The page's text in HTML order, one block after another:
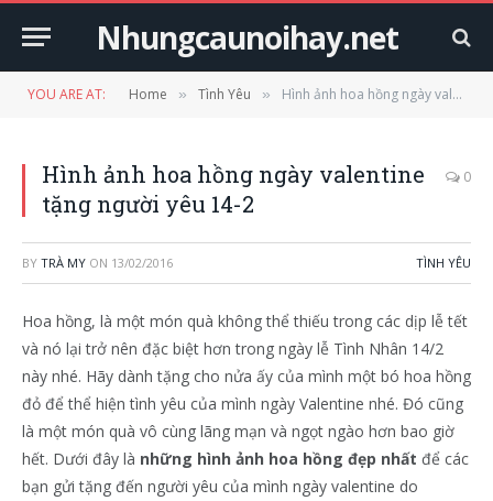
Nhungcaunoihay.net
YOU ARE AT: Home » Tình Yêu » Hình ảnh hoa hồng ngày valentine tặng người yêu 14-2
Hình ảnh hoa hồng ngày valentine
tặng người yêu 14-2
0
BY TRÀ MY ON 13/02/2016 TÌNH YÊU
Hoa hồng, là một món quà không thể thiếu trong các dịp lễ tết
và nó lại trở nên đặc biệt hơn trong ngày lễ Tình Nhân 14/2
này nhé. Hãy dành tặng cho nửa ấy của mình một bó hoa hồng
đỏ để thể hiện tình yêu của mình ngày Valentine nhé. Đó cũng
là một món quà vô cùng lãng mạn và ngọt ngào hơn bao giờ
hết. Dưới đây là những hình ảnh hoa hồng đẹp nhất để các
bạn gửi tặng đến người yêu của mình ngày valentine do